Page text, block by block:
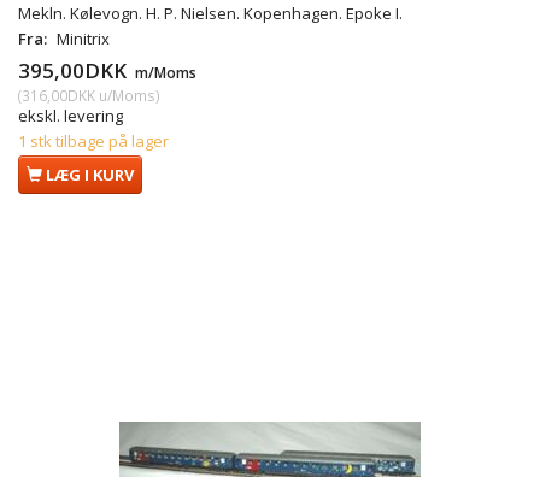
Mekln. Kølevogn. H. P. Nielsen. Kopenhagen. Epoke I.
Fra: Minitrix
395,00DKK m/Moms
(316,00DKK u/Moms)
ekskl. levering
1 stk tilbage på lager
LÆG I KURV